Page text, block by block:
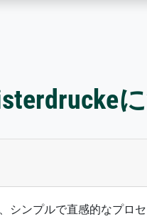
シンプルで直感的なプ